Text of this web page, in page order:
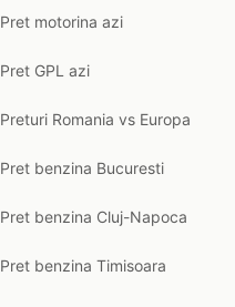
Pret motorina azi
Pret GPL azi
Preturi Romania vs Europa
Pret benzina Bucuresti
Pret benzina Cluj-Napoca
Pret benzina Timisoara